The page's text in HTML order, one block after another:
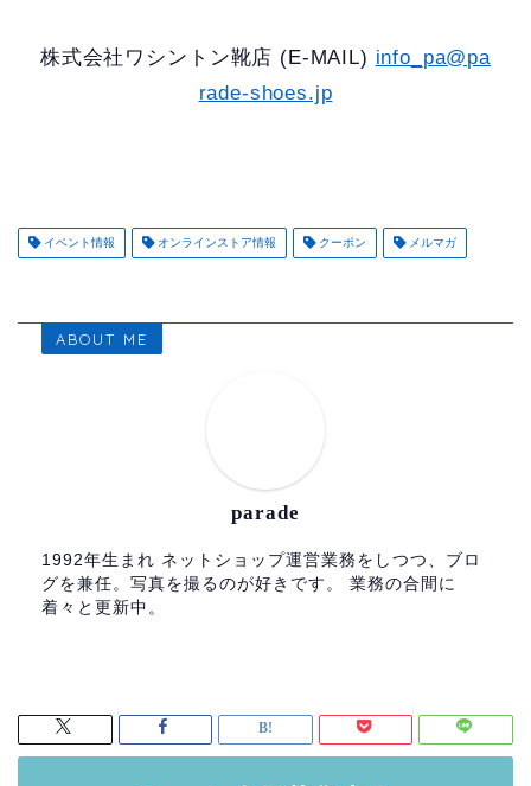
株式会社ワシントン靴店 (E-MAIL) info_pa@pa
rade-shoes.jp
イベント情報 オンラインストア情報 クーポン メルマガ
ABOUT ME
parade
1992年生まれ ネットショップ運営業務をしつつ、ブロ
グを兼任。写真を撮るのが好きです。 業務の合間に
着々と更新中。